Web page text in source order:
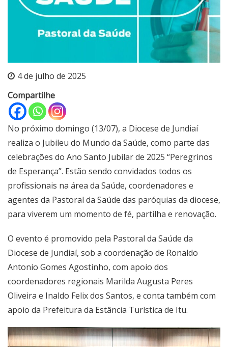
4 de julho de 2025
Compartilhe
No próximo domingo (13/07), a Diocese de Jundiaí
realiza o Jubileu do Mundo da Saúde, como parte das
celebrações do Ano Santo Jubilar de 2025 “Peregrinos
de Esperança”. Estão sendo convidados todos os
profissionais na área da Saúde, coordenadores e
agentes da Pastoral da Saúde das paróquias da diocese,
para viverem um momento de fé, partilha e renovação.
O evento é promovido pela Pastoral da Saúde da
Diocese de Jundiaí, sob a coordenação de Ronaldo
Antonio Gomes Agostinho, com apoio dos
coordenadores regionais Marilda Augusta Peres
Oliveira e Inaldo Felix dos Santos, e conta também com
apoio da Prefeitura da Estância Turística de Itu.